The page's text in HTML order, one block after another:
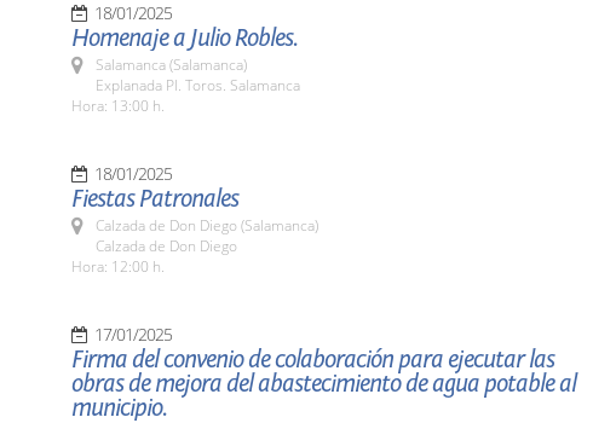
18/01/2025
Homenaje a Julio Robles.
Salamanca (Salamanca)
Explanada Pl. Toros. Salamanca
Hora: 13:00 h.
18/01/2025
Fiestas Patronales
Calzada de Don Diego (Salamanca)
Calzada de Don Diego
Hora: 12:00 h.
17/01/2025
Firma del convenio de colaboración para ejecutar las
obras de mejora del abastecimiento de agua potable al
municipio.